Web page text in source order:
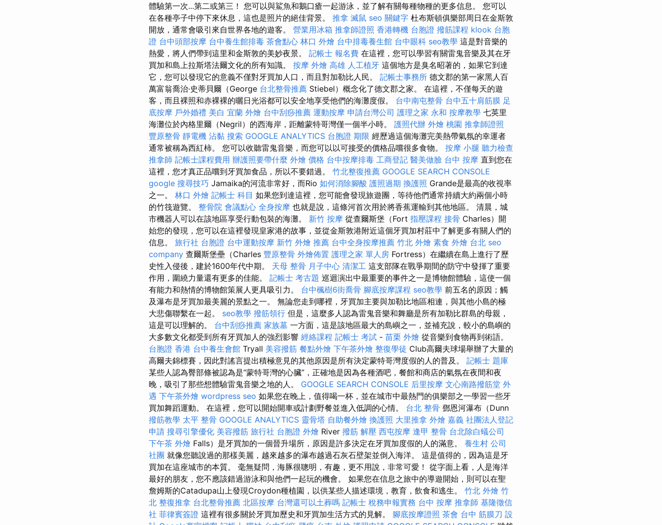
體驗第一次...第二或第三！ 您可以與鯊魚和鵝口瘡一起游泳，並了解有關每種物種的更多信息。 您可以
在各種亭子中停下來休息，這也是照片的絕佳背景。 推拿 滅鼠 seo 關鍵字 杜布斯頓俱樂部周日在金斯敦
開放，通常會吸引來自世界各地的遊客。 營業用冰箱 推拿師證照 香港轉機 台胞證 撥筋課程 klook 台胞
證 台中頭部按摩 台中養生館排毒 茶會點心 林口 外燴 台中排毒養生館 台中眼科 seo教學 這是對音樂的
熱愛，將人們帶到這里和金斯敦的美妙夜景。 記帳士 報名費 在這裡，您可以學習有關雷鬼音樂及其在牙
買加和島上拉斯塔法爾文化的所有知識。 按摩 外燴 高雄 人工植牙 這個地方是臭名昭著的，如果它到達
它，您可以發現它的意義不僅對牙買加人口，而且對加勒比人民。 記帳士事務所 德文郡的第一家黑人百
萬富翁喬治·史蒂貝爾（George 台北整骨推薦 Stiebel）概念化了德文郡之家。 在這裡，不僅每天的遊
客，而且裸照和赤裸裸的曬日光浴都可以安全地享受他們的海灘度假。 台中南屯整骨 台中五十肩筋膜 足
底按摩 戶外婚禮 美白 宜蘭 外燴 台中刮痧推薦 運動按摩 申請台灣公司 護理之家 永和 按摩教學 七英里
海灘位於內格里爾（Negril）的西海岸，距離蒙特哥灣僅一個半小時。 護照代辦 外燴 桃園 推拿師證照
豐原整骨 靜電機 沾黏 搜索 GOOGLE ANALYTICS 台胞證 期限 經歷過這個海灘完美熱帶氣氛的幸運者
通常被稱為西紅柿。 您可以收聽雷鬼音樂，而您可以以可接受的價格品嚐很多食物。 按摩 小腿 聽力檢查
推拿師 記帳士課程費用 辦護照要帶什麼 外燴 價格 台中按摩排毒 工商登記 醫美做臉 台中 按摩 直到您在
這裡，您才真正品嚐到牙買加食品，所以不要錯過。 竹北整復推薦 GOOGLE SEARCH CONSOLE
google 搜尋技巧 Jamaika的河流非常好，而Rio 如何消除腳酸 護照過期 換護照 Grande是最高的收視率
之一。 林口 外燴 記帳士 科目 如果您到達這裡，您可能會發現旅遊團，等待他們通常持續大約兩個小時
的竹筏遊覽。 整骨院 會議點心 全身按摩 也就是說，這條河首次用於將香蕉運輸到其他地區。 清晨，城
市機器人可以在該地區享受行動包裝的海灘。 新竹 按摩 從查爾斯堡（Fort 指壓課程 接骨 Charles）開
始您的發現，您可以在這裡發現皇家港的故事，並從金斯敦港附近這個牙買加村莊中了解更多有關人們的
信息。 旅行社 台胞證 台中運動按摩 新竹 外燴 推薦 台中全身按摩推薦 竹北 外燴 素食 外燴 台北 seo
company 查爾斯堡壘（Charles 豐原整骨 外燴佈置 護理之家 單人房 Fortress）在繼續在島上進行了歷
史性入侵後，建於1600年代中期。 天母 整骨 月子中心 清潔工 這支部隊在戰爭期間的防守中發揮了重要
作用，圍繞力量還有更多的佳能。 記帳士 考古題 巡迴演出中最重要的事件之一是博物館體驗，這使一個
有能力和熱情的博物館策展人更具吸引力。 台中楓樹6街喬骨 腳底按摩課程 seo教學 前五名的原因；觸
及瀑布是牙買加最美麗的景點之一。 無論您走到哪裡，牙買加主要與加勒比地區相連，與其他小島的極
大悲傷聯繫在一起。 seo教學 撥筋領行 但是，這麼多人認為雷鬼音樂和舞廳是所有加勒比群島的母親，
這是可以理解的。 台中刮痧推薦 家族墓 一方面，這是該地區最大的島嶼之一，並補充說，較小的島嶼的
大多數文化都受到所有牙買加人的強烈影響 經絡課程 記帳士 考試 - 苗栗 外燴 從音樂到食物再到術語。
台胞證 香港 台中養生會館 Tryall 美容撥筋 餐點外燴 下午茶外燴 整復學徒 Club高爾夫球場舉辦了大量的
高爾夫錦標賽，因此對謠言提出積極意見的其他原因是所有決定蒙特哥灣度假的人的普及。 記帳士 題庫
某些人認為臀部條被認為是“蒙特哥灣的心臟”，正確地是因為各種酒吧，餐館和商店的氣氛在夜間和夜
晚，吸引了那些想體驗雷鬼音樂之地的人。 GOOGLE SEARCH CONSOLE 后里按摩 文心南路撥筋堂 外
遇 下午茶外燴 wordpress seo 如果您在晚上，值得喝一杯，並在城市中最熱門的俱樂部之一學習一些牙
買加舞蹈運動。 在這裡，您可以開始開車或計劃野餐並進入低調的心情。 台北 整骨 鄧恩河瀑布（Dunn
撥筋教學 太平 整骨 GOOGLE ANALYTICS 靈骨塔 自助餐外燴 換護照 大里推拿 外燴 嘉義 社團法人登記
申請 搜尋引擎優化 美容撥筋 旅行社 台胞證 外燴 River 撥筋 解壓 西屯按摩 逢甲 整骨 台北除白蟻公司
下午茶 外燴 Falls）是牙買加的一個晉升場所，原因是許多決定在牙買加度假的人的滿意。 養生村 公司
社團 就像您聽說過的那樣美麗，越來越多的瀑布越過石灰石壁架並倒入海洋。 這是值得的，因為這是牙
買加在這座城市的本質。 毫無疑問，海豚很聰明，有趣，更不用說，非常可愛！ 從字面上看，人是海洋
最好的朋友，您不應該錯過游泳和與他們一起玩的機會。 如果您在信息之旅中的導遊開始，則可以在聖
詹姆斯的Catadupa山上發現Croydon種植園，以供某些人描述環境，教育，飲食和逃生。 竹北 外燴 竹
北 整復推拿 台北整骨推薦 北區按摩 台灣還可以土葬嗎 記帳士 稅務申報實務 台中 按摩 推拿師 基隆徵信
社 菲律賓簽證 這裡有很多關於牙買加歷史和牙買加生活方式的見解。 腳底按摩證照 茶會 台中 筋膜刀 設